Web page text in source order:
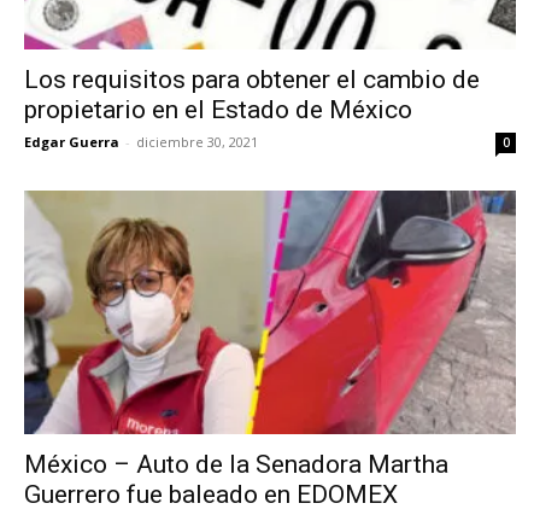
Los requisitos para obtener el cambio de
propietario en el Estado de México
Edgar Guerra - diciembre 30, 2021 0
México – Auto de la Senadora Martha
Guerrero fue baleado en EDOMEX